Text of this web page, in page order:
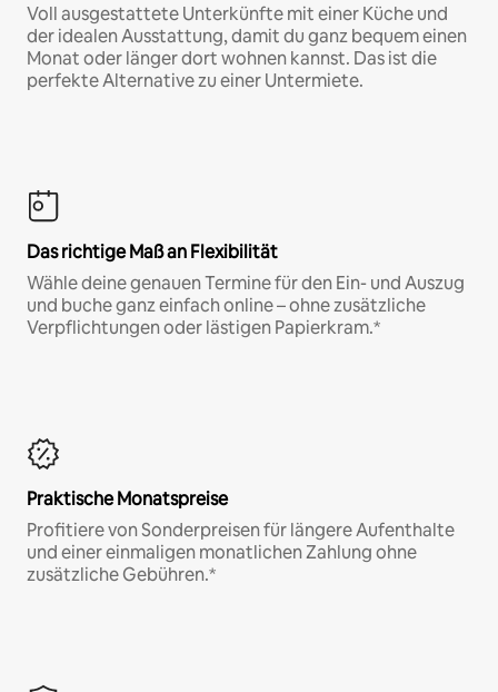
Voll ausgestattete Unterkünfte mit einer Küche und
der idealen Ausstattung, damit du ganz bequem einen
Monat oder länger dort wohnen kannst. Das ist die
perfekte Alternative zu einer Untermiete.
Das richtige Maß an Flexibilität
Wähle deine genauen Termine für den Ein- und Auszug
und buche ganz einfach online – ohne zusätzliche
Verpflichtungen oder lästigen Papierkram.*
Praktische Monatspreise
Profitiere von Sonderpreisen für längere Aufenthalte
und einer einmaligen monatlichen Zahlung ohne
zusätzliche Gebühren.*